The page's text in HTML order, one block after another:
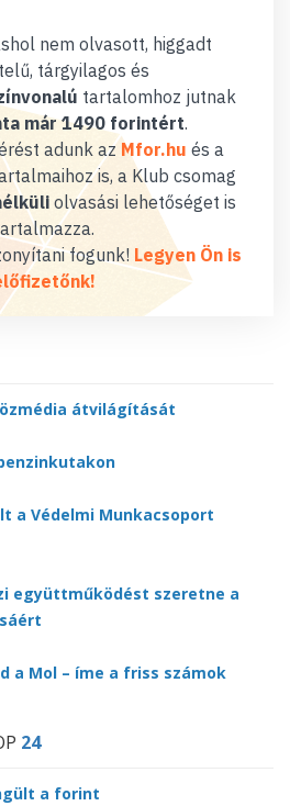
nem olvasott, higgadt
tárgyilagos és
tartalomhoz jutnak
már 1490 forintért.
adunk az Mfor.hu és a
is, a Klub csomag
olvasási lehetőséget is
fogunk! Legyen Ön is
átvilágítását
a Védelmi Munkacsoport
együttműködést szeretne a
a Mol – íme a friss számok
24
a forint